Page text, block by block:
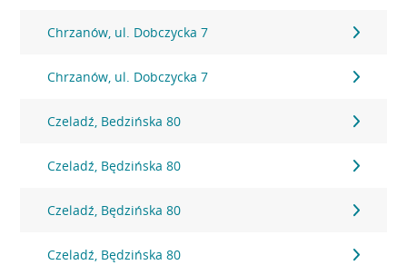
Chrzanów, ul. Dobczycka 7
Chrzanów, ul. Dobczycka 7
Czeladź, Bedzińska 80
Czeladź, Będzińska 80
Czeladź, Będzińska 80
Czeladź, Będzińska 80